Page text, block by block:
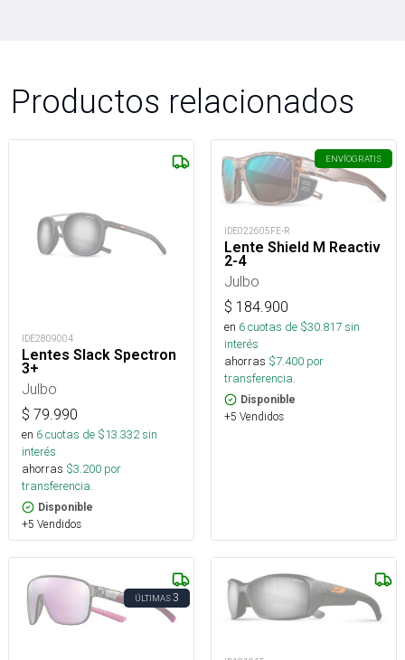
Productos relacionados
IDE2809004
Lentes Slack Spectron
3+
Julbo
$ 79.990
en 6cuotas de $13.332sin
interés
ahorras $3.200 por
transferencia.
Disponible
+5 Vendidos
ENVÍOGRATIS
IDE022605FE-R
Lente Shield M Reactiv
2-4
Julbo
$ 184.900
en 6cuotas de $30.817sin
interés
ahorras $7.400 por
transferencia.
Disponible
+5 Vendidos
ÚLTIMAS3